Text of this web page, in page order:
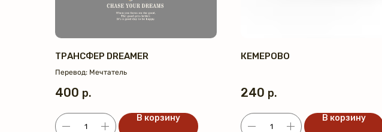
ТРАНСФЕР DREAMER
Перевод: Мечтатель
400 р.
В корзину
КЕМЕРОВО
240 р.
В корзину